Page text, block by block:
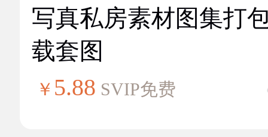
写真私房素材图集打
载套图
￥ 5.88 SVIP免费